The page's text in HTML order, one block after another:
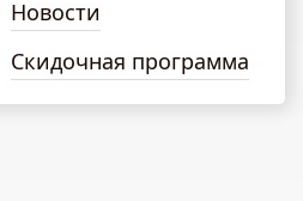
Новости
Скидочная программа